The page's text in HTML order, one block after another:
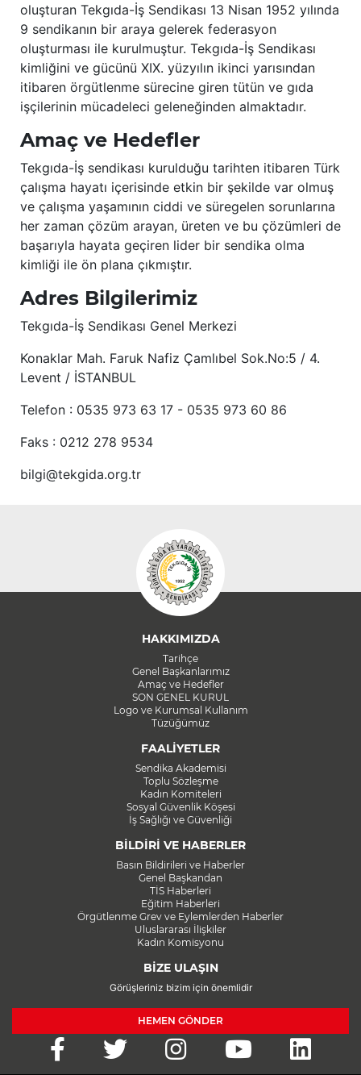
oluşturan Tekgıda-İş Sendikası 13 Nisan 1952 yılında
9 sendikanın bir araya gelerek federasyon
oluşturması ile kurulmuştur. Tekgıda-İş Sendikası
kimliğini ve gücünü XIX. yüzyılın ikinci yarısından
itibaren örgütlenme sürecine giren tütün ve gıda
işçilerinin mücadeleci geleneğinden almaktadır.
Amaç ve Hedefler
Tekgıda-İş sendikası kurulduğu tarihten itibaren Türk
çalışma hayatı içerisinde etkin bir şekilde var olmuş
ve çalışma yaşamının ciddi ve süregelen sorunlarına
her zaman çözüm arayan, üreten ve bu çözümleri de
başarıyla hayata geçiren lider bir sendika olma
kimliği ile ön plana çıkmıştır.
Adres Bilgilerimiz
Tekgıda-İş Sendikası Genel Merkezi
Konaklar Mah. Faruk Nafiz Çamlıbel Sok.No:5 / 4.
Levent / İSTANBUL
Telefon : 0535 973 63 17 - 0535 973 60 86
Faks : 0212 278 9534
bilgi@tekgida.org.tr
HAKKIMIZDA
Tarihçe
Genel Başkanlarımız
Amaç ve Hedefler
SON GENEL KURUL
Logo ve Kurumsal Kullanım
Tüzüğümüz
FAALİYETLER
Sendika Akademisi
Toplu Sözleşme
Kadın Komiteleri
Sosyal Güvenlik Köşesi
İş Sağlığı ve Güvenliği
BİLDİRİ VE HABERLER
Basın Bildirileri ve Haberler
Genel Başkandan
TİS Haberleri
Eğitim Haberleri
Örgütlenme Grev ve Eylemlerden Haberler
Uluslararası İlişkiler
Kadın Komisyonu
BİZE ULAŞIN
Görüşleriniz bizim için önemlidir
HEMEN GÖNDER